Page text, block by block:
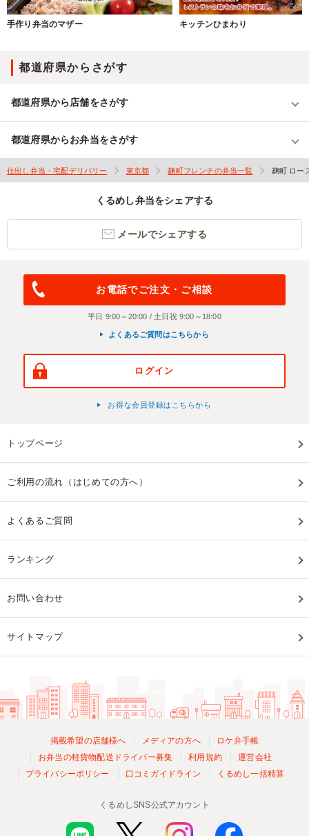
手作り弁当のマザー キッチンひまわり
都道府県からさがす
都道府県から店舗をさがす
都道府県からお弁当をさがす
仕出し弁当・宅配デリバリー 東京都 麹町フレンチの弁当一覧 麹町 ロー
くるめし弁当をシェアする
メールでシェアする
お電話でご注文・ご相談
平日 9:00～20:00 / 土日祝 9:00～18:00
よくあるご質問はこちらから
ログイン
お得な会員登録はこちらから
トップページ
ご利用の流れ（はじめての方へ）
よくあるご質問
ランキング
お問い合わせ
サイトマップ
掲載希望の店舗様へ メディアの方へ
ロケ弁手帳
お弁当の軽貨物配送ドライバー募集
利用規約
運営会社
プライバシーポリシー
口コミガイドライン くるめし一括精算
くるめしSNS公式アカウント